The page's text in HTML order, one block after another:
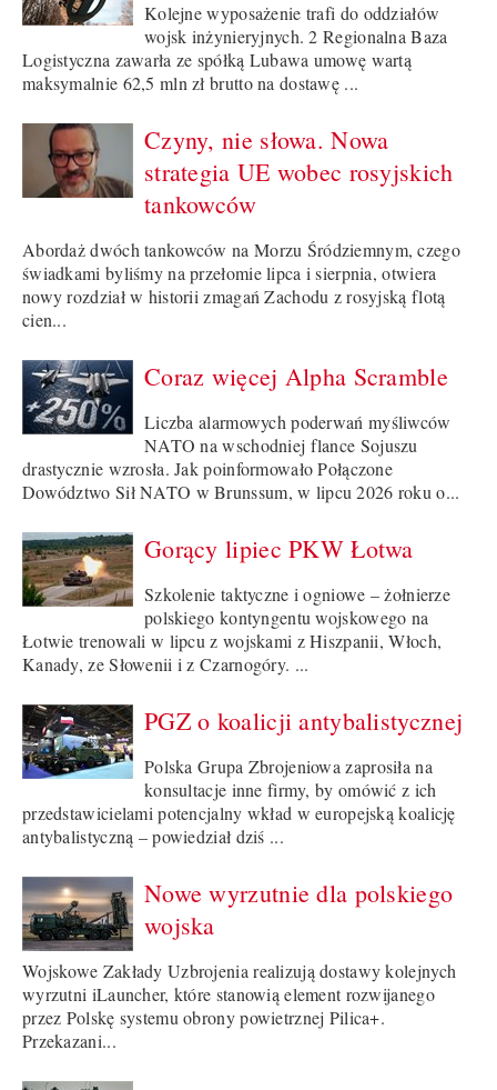
Kolejne wyposażenie trafi do oddziałów
wojsk inżynieryjnych. 2 Regionalna Baza
Logistyczna zawarła ze spółką Lubawa umowę wartą
maksymalnie 62,5 mln zł brutto na dostawę ...
Czyny, nie słowa. Nowa
strategia UE wobec rosyjskich
tankowców
Abordaż dwóch tankowców na Morzu Śródziemnym, czego
świadkami byliśmy na przełomie lipca i sierpnia, otwiera
nowy rozdział w historii zmagań Zachodu z rosyjską flotą
cien...
Coraz więcej Alpha Scramble
Liczba alarmowych poderwań myśliwców
NATO na wschodniej flance Sojuszu
drastycznie wzrosła. Jak poinformowało Połączone
Dowództwo Sił NATO w Brunssum, w lipcu 2026 roku o...
Gorący lipiec PKW Łotwa
Szkolenie taktyczne i ogniowe – żołnierze
polskiego kontyngentu wojskowego na
Łotwie trenowali w lipcu z wojskami z Hiszpanii, Włoch,
Kanady, ze Słowenii i z Czarnogóry. ...
PGZ o koalicji antybalistycznej
Polska Grupa Zbrojeniowa zaprosiła na
konsultacje inne firmy, by omówić z ich
przedstawicielami potencjalny wkład w europejską koalicję
antybalistyczną – powiedział dziś ...
Nowe wyrzutnie dla polskiego
wojska
Wojskowe Zakłady Uzbrojenia realizują dostawy kolejnych
wyrzutni iLauncher, które stanowią element rozwijanego
przez Polskę systemu obrony powietrznej Pilica+.
Przekazani...